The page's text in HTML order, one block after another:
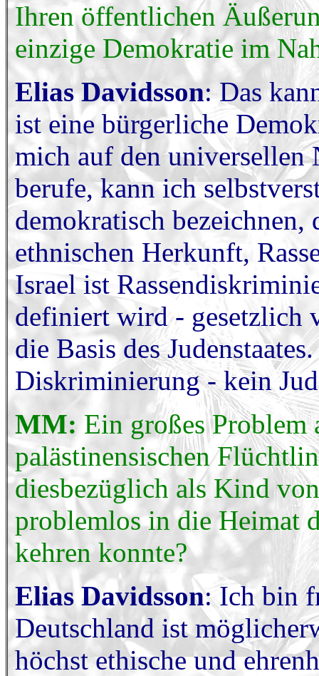
Ihren öffentlichen
einzige Demokratie im
Elias Davidsson: Das
ist eine bürgerliche
mich auf den universellen
berufe, kann ich
demokratisch
ethnischen Herkunft,
Israel ist
definiert wird - gesetzlich
die Basis des
Diskriminierung - kein
MM: Ein großes Problem
palästinensischen
diesbezüglich als Kind
problemlos in die Heimat
kehren konnte?
Elias Davidsson: Ich bin
Deutschland ist
höchst ethische und